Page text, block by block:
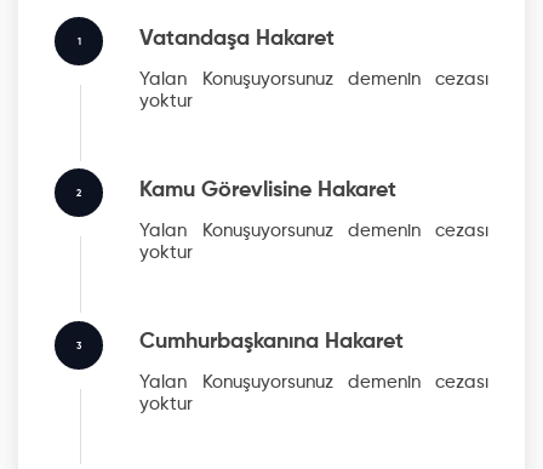
1 Vatandaşa Hakaret
Yalan Konuşuyorsunuzdemenin cezası
yoktur
2 Kamu Görevlisine Hakaret
Yalan Konuşuyorsunuzdemenin cezası
yoktur
3 Cumhurbaşkanına Hakaret
Yalan Konuşuyorsunuzdemenin cezası
yoktur